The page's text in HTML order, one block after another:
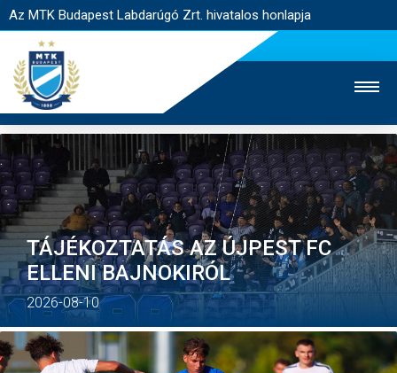
Az MTK Budapest Labdarúgó Zrt. hivatalos honlapja
MTK TV UTÁNPÓTLÁS
NŐI SZAKÁG
JEGYÉRTÉKESÍTÉS
WEBSHOP
STADION
EGYESÜLET
KAPCSOLAT
NYITÓLAP
HÍREK
TÁJÉKOZTATÁS AZ ÚJPEST FC
ELLENI BAJNOKIRÓL
2026-08-10